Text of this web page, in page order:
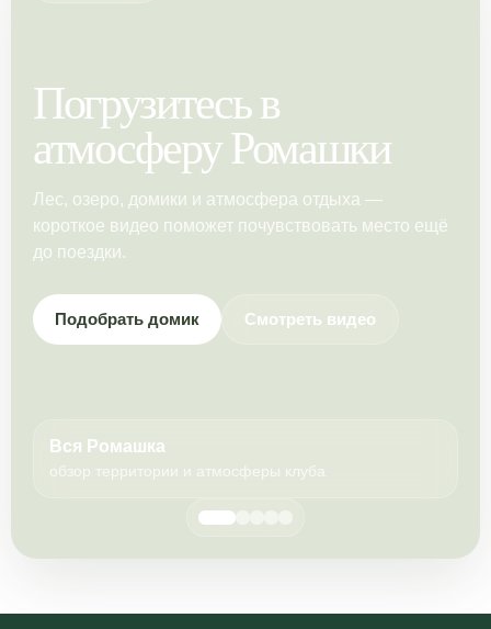
Погрузитесь в
атмосферу Ромашки
Лес, озеро, домики и атмосфера отдыха —
короткое видео поможет почувствовать место ещё
до поездки.
Подобрать домик Смотреть видео
Вся Ромашка
обзор территории и атмосферы клуба